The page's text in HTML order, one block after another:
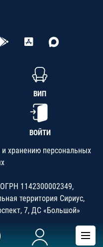
ВИП
ВОЙТИ
хранению персональных
1142300002349,
территория Сириус,
7, ДС «Большой»